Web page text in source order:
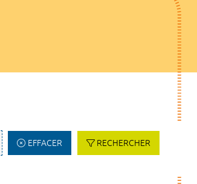
EFFACER RECHERCHER